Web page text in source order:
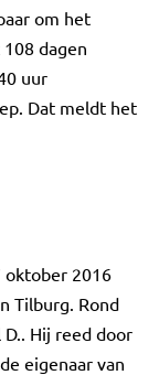
om het
dagen
uur
Dat meldt het
oktober 2016
Tilburg. Rond
Hij reed door
eigenaar van